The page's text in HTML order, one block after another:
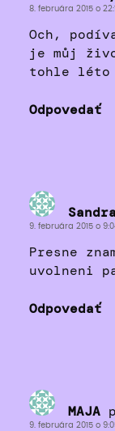
8. februára 2015 o
Och,
je můj
tohle léto
Odpovedať
9. februára 2015 o
Presne
uvolneni
Odpovedať
MAJA
9. februára 2015 o